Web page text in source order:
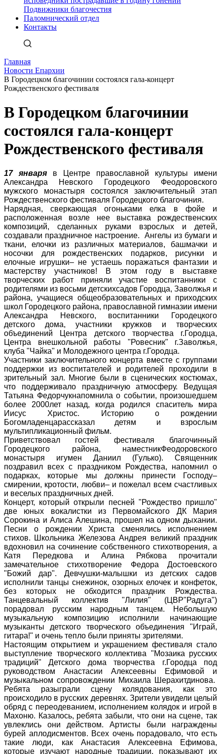
Подвижники благочестия
Паломнический отдел
Контакты
Главная
Новости Епархии
В Городецком благочинии состоялся гала-концерт
Рождественского фестиваля
В Городецком благочинии
состоялся гала-концерт
Рождественского фестиваля
17 января в Центре православной культуры имени
Александра Невского Городецкого Феодоровского
мужского монастыря состоялся заключительный этап
Рождественского фестиваля Городецкого благочиния.
Нарядная, сверкающая огоньками елка в фойе и
расположенная возле нее выставка рождественских
композиций, сделанных руками взрослых и детей,
создавали праздничное настроение. Ангелы из бумаги и
ткани, елочки из различных материалов, башмачки и
носочки для рождественских подарков, рисунки и
елочные игрушки– не устаешь поражаться фантазии и
мастерству участников! В этом году в выставке
творческих работ приняли участие воспитанники с
родителями из восьми детскихсадов Городца, Заволжья и
района, учащиеся общеобразовательных и приходских
школ Городецкого района, православной гимназии имени
Александра Невского, воспитанники Городецкого
детского дома, участники кружков и творческих
объединений Центра детского творчества г.Городца,
Центра внешкольной работы "Ровесник" г.Заволжья,
клуба "Чайка" и Молодежного центра г.Городца.
Участники заключительного концерта вместе с группами
поддержки из воспитателей и родителей проходили в
зрительный зал. Многие были в сценических костюмах,
что поддерживало праздничную атмосферу. Ведущая
Татьяна Федорчукнапомнила о событии, произошедшем
более 2000лет назад, когда родился спаситель мира
Иисус Христос. Историю о рождении
Богомладенцарассказал детям и взрослым
мультипликационный фильм.
Приветствовал гостей фестиваля благочинный
Городецкого района, наместникФеодоровского
монастыря игумен Даниил (Гулько). Священник
поздравил всех с праздником Рождества, напомнил о
подарках, которые мы должны принести Господу–
смирении, кротости, любви– и пожелал всем счастливых
и веселых праздничных дней.
Концерт, который открыли песней "Рождество пришло"
две юных вокалистки из Первомайского ДК Мария
Сорокина и Алиса Алешина, прошел на одном дыхании.
Песни о рождении Христа сменялись исполнением
стихов. Школьника Железова Андрея великий праздник
вдохновил на сочинение собственного стихотворения, а
Катя Передкова и Алина Рябкова прочитали
замечательное стихотворение Федора Достоевского
"Божий дар". Девчушки-малышки из детских садов
исполнили танцы снежинок, озорных елочек и конфеток,
без которых не обходится праздник Рождества.
Танцевальный коллектив "Лилия" (ЦВР"Радуга")
порадовал русским народным танцем. Небольшую
музыкальную композицию исполнили начинающие
музыканты детского творческого объединения "Играй,
гитара!" и очень тепло были приняты зрителями.
Настоящим открытием и украшением фестиваля стало
выступление творческого коллектива "Мозаика русских
традиций" Детского дома творчества г.Городца под
руководством Анастасии Алексеевны Ефимовой и
музыкальном сопровождении Михаила Шерахитдинова.
Ребята разыграли сцену колядования, как это
происходило в русских деревнях. Зрители увидели целый
обряд с переодеванием, исполнением колядок и игрой в
Махоню. Казалось, ребята забыли, что они на сцене, так
увлеклись они действом. Артисты были награждены
бурей аплодисментов. Всех очень порадовало, что есть
такие люди, как Анастасия Алексеевна Ефимова,
которые изучают народные традиции, показывают их